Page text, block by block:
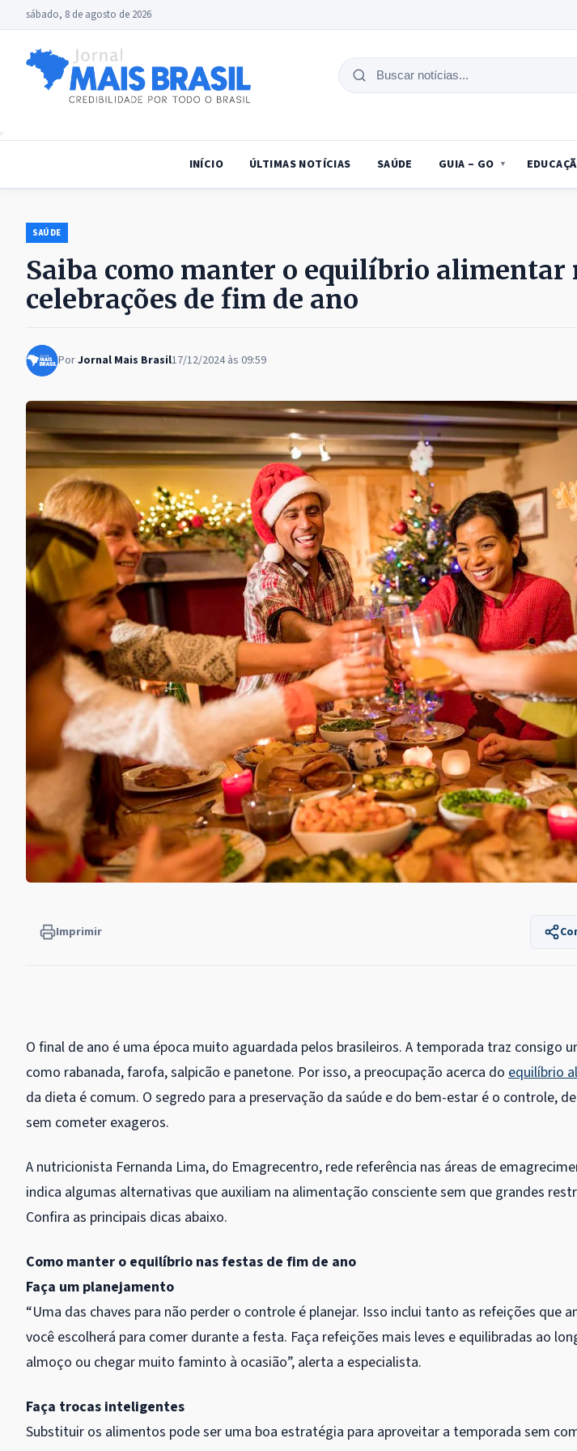
sábado, 8 de agosto de 2026
Buscar
INÍCIO ÚLTIMAS NOTÍCIAS SAÚDE GUIA – GO
SAÚDE
Saiba como manter o equilíbrio alimentar
celebrações de fim de ano
PorJornal Mais Brasil17/12/2024 às 09:59
Imprimir
O final de ano é uma época muito aguardada pelos brasileiros. A temporada traz consigo
como rabanada, farofa, salpicão e panetone. Por isso, a preocupação acerca do equilíbrio
da dieta é comum. O segredo para a preservação da saúde e do bem-estar é o controle,
sem cometer exageros.
A nutricionista Fernanda Lima, do Emagrecentro, rede referência nas áreas de
indica algumas alternativas que auxiliam na alimentação consciente sem que grandes
Confira as principais dicas abaixo.
Como manter o equilíbrio nas festas de fim de ano
Faça um planejamento
“Uma das chaves para não perder o controle é planejar. Isso inclui tanto as refeições que
você escolherá para comer durante a festa. Faça refeições mais leves e equilibradas ao
almoço ou chegar muito faminto à ocasião”, alerta a especialista.
Faça trocas inteligentes
Substituir os alimentos pode ser uma boa estratégia para aproveitar a temporada sem